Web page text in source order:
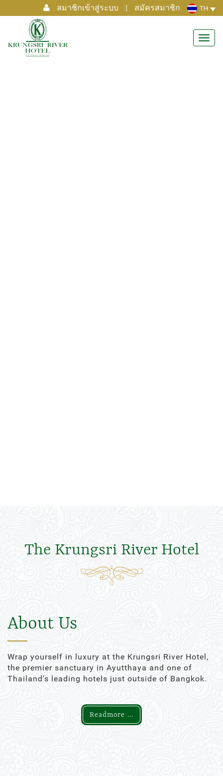
สมาชิกเข้าสู่ระบบ | สมัครสมาชิก TH
The Krungsri River Hotel
About Us
Wrap yourself in luxury at the Krungsri River Hotel,
the premier sanctuary in Ayutthaya and one of
Thailand’s leading hotels just outside of Bangkok.
Readmore ...